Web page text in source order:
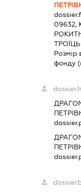
09632,
Розмір
фонду